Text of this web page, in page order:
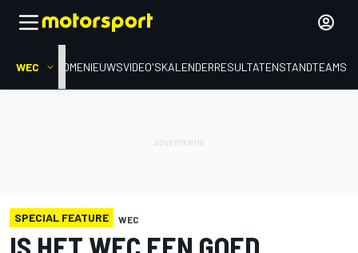
WEC HOMENIEUWSVIDEO'SKALENDERRESULTATENSTANDTEAMS
SPECIAL FEATURE WEC